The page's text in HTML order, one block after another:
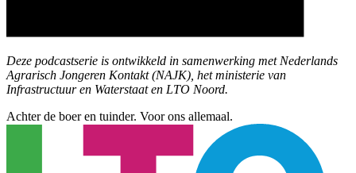
Deze podcastserie is ontwikkeld in samenwerking met Nederlands
Agrarisch Jongeren Kontakt (NAJK), het ministerie van
Infrastructuur en Waterstaat en LTO Noord.
Achter de boer en tuinder. Voor ons allemaal.